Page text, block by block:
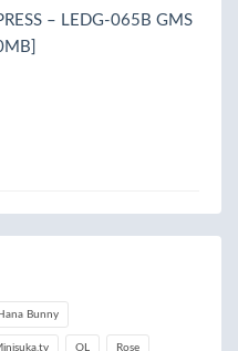
– LEDG-065B GMS
Hana Bunny
OL Rose